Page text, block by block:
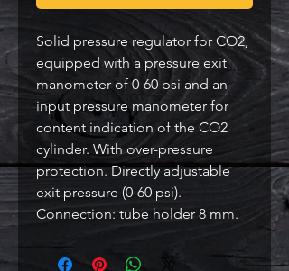
Solid pressure regulator for CO2,
equipped with a pressure exit
manometer of 0-60 psi and an
input pressure manometer for
content indication of the CO2
cylinder. With over-pressure
protection. Directly adjustable
exit pressure (0-60 psi).
Connection: tube holder 8 mm.